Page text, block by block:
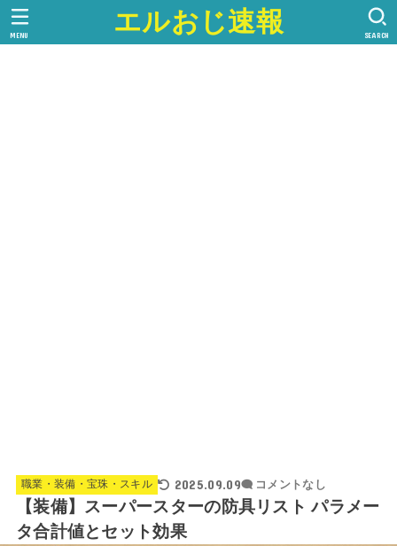
エルおじ速報 SEARCH
MENU
職業・装備・宝珠・スキル 2025.09.09 コメントなし
【装備】スーパースターの防具リスト パラメー
タ合計値とセット効果